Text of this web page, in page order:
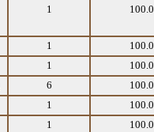
1
1
1
6
1
1